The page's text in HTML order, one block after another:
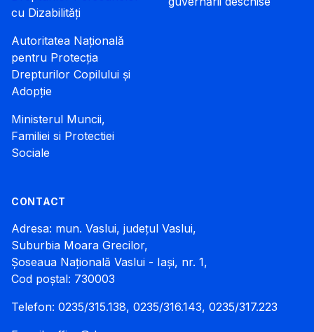
cu Dizabilități
Autoritatea Națională
pentru Protecția
Drepturilor Copilului și
Adopție
Ministerul Muncii,
Familiei si Protectiei
Sociale
CONTACT
Adresa: mun. Vaslui, județul Vaslui,
Suburbia Moara Grecilor,
Șoseaua Națională Vaslui - Iași, nr. 1,
Cod poștal: 730003
Telefon: 0235/315.138, 0235/316.143, 0235/317.223